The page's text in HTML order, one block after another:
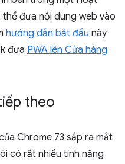
đưa nội dung web vào
hướng dẫn bắt đầu này
đưa PWA lên Cửa hàng
theo
Chrome 73 sắp ra mắt
có rất nhiều tính năng